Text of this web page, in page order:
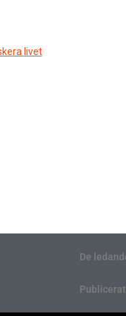
livet
De
Publicerat